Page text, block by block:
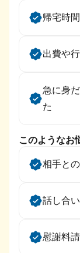
帰宅時
出費や
急に身
た
このようなお
相手と
話し合
慰謝料